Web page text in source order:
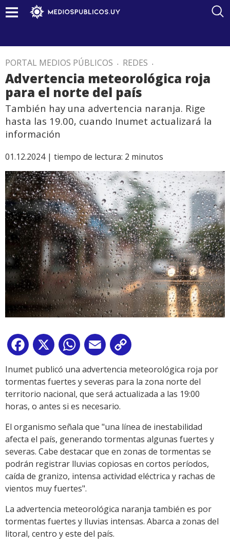
PORTAL MEDIOS PÚBLICOS . REDES .
Advertencia meteorológica roja
para el norte del país
También hay una advertencia naranja. Rige
hasta las 19.00, cuando Inumet actualizará la
información
01.12.2024 | tiempo de lectura: 2 minutos
Facebook
X WhatsApp
Email
Link
Inumet publicó una advertencia meteorológica roja por
tormentas fuertes y severas para la zona norte del
territorio nacional, que será actualizada a las 19:00
horas, o antes si es necesario.
El organismo señala que "una línea de inestabilidad
afecta el país, generando tormentas algunas fuertes y
severas. Cabe destacar que en zonas de tormentas se
podrán registrar lluvias copiosas en cortos períodos,
caída de granizo, intensa actividad eléctrica y rachas de
vientos muy fuertes".
La advertencia meteorológica naranja también es por
tormentas fuertes y lluvias intensas. Abarca a zonas del
litoral, centro y este del país.